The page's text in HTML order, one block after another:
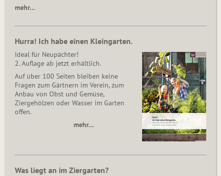
mehr…
Hurra! Ich habe einen Kleingarten.
Ideal für Neupächter!
2. Auflage ab jetzt erhältlich.
Auf über 100 Seiten bleiben keine
Fragen zum Gärtnern im Verein, zum
Anbau von Obst und Gemüse,
Ziergehölzen oder Wasser im Garten
offen.
mehr…
Was liegt an im Ziergarten?